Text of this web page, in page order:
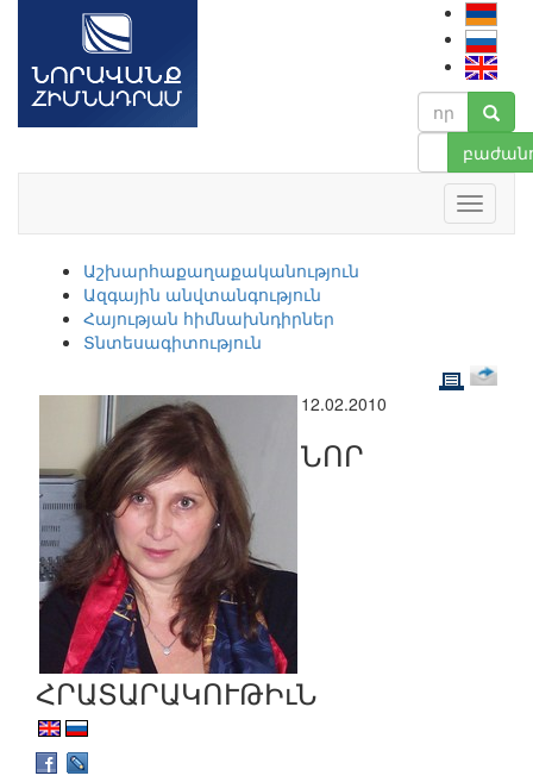
Աշխարհաքաղաքականություն
Ազգային անվտանգություն
Հայության հիմնախնդիրներ
Տնտեսագիտություն
12.02.2010
ՆՈՐ
ՀՐԱՏԱՐԱԿՈՒԹԻւՆ